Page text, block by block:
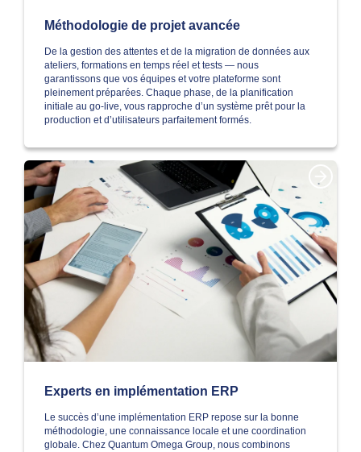
Méthodologie de projet avancée
De la gestion des attentes et de la migration de données aux
ateliers, formations en temps réel et tests — nous
garantissons que vos équipes et votre plateforme sont
pleinement préparées. Chaque phase, de la planification
initiale au go-live, vous rapproche d’un système prêt pour la
production et d’utilisateurs parfaitement formés.
Experts en implémentation ERP
Le succès d’une implémentation ERP repose sur la bonne
méthodologie, une connaissance locale et une coordination
globale. Chez Quantum Omega Group, nous combinons